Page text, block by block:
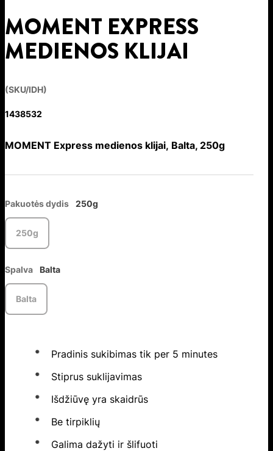
MOMENT EXPRESS
MEDIENOS KLIJAI
(SKU/IDH)
1438532
MOMENT Express medienos klijai, Balta, 250g
Pakuotės dydis 250g
250g
Spalva Balta
Balta
Pradinis sukibimas tik per 5 minutes
Stiprus suklijavimas
Išdžiūvę yra skaidrūs
Be tirpiklių
Galima dažyti ir šlifuoti